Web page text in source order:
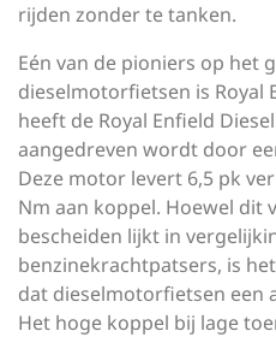
rijden zonder te tanken.
Eén van de pioniers op het
dieselmotorfietsen is Royal
heeft de Royal Enfield
aangedreven wordt door
Deze motor levert 6,5 pk
Nm aan koppel. Hoewel dit
bescheiden lijkt in
benzinekrachtpatsers, is
dat dieselmotorfietsen een
Het hoge koppel bij lage